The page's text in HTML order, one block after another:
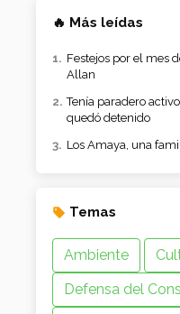
🔥 Más leídas
Festejos por el mes
Allan
Tenía paradero
quedó detenido
Los Amaya, una
Temas
Ambiente
Defensa del